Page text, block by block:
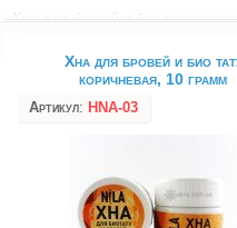
Хна для бровей и био тату
Описание товара
Хна для бровей и био
коричневая, 10 грамм
Артикул: HNA-03